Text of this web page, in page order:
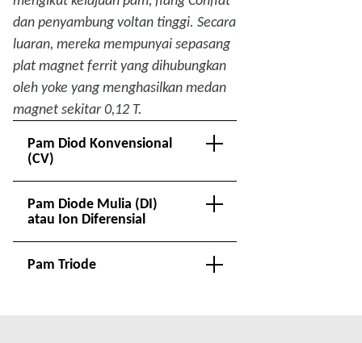
dan penyambung voltan tinggi. Secara
luaran, mereka mempunyai sepasang
plat magnet ferrit yang dihubungkan
oleh yoke yang menghasilkan medan
magnet sekitar 0,12 T.
Pam Diod Konvensional
(CV)
Pam Diode Mulia (DI)
atau Ion Diferensial
Pam Triode